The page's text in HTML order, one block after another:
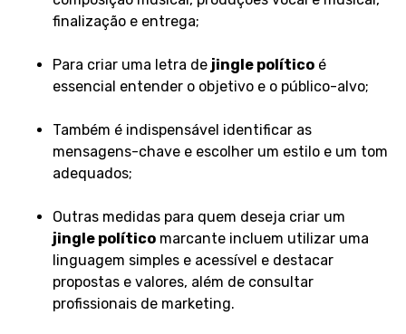
finalização e entrega;
Para criar uma letra de jingle políticoé
essencial entender o objetivo e o público-alvo;
Também é indispensável identificar as
mensagens-chave e escolher um estilo e um tom
adequados;
Outras medidas para quem deseja criar um
jingle políticomarcante incluem utilizar uma
linguagem simples e acessível e destacar
propostas e valores, além de consultar
profissionais de marketing.